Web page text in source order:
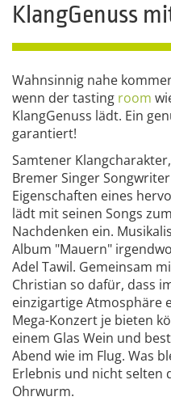
KlangGenuss
Wahnsinnig nahe
wenn der tasting room
KlangGenuss lädt. Ein
garantiert!
Samtener
Bremer Singer
Eigenschaften eines
lädt mit seinen Songs
Nachdenken ein.
Album "Mauern"
Adel Tawil. Gemeinsam
Christian so dafür, dass
einzigartige Atmosphäre
Mega-Konzert je bieten
einem Glas Wein und
Abend wie im Flug. Was
Erlebnis und nicht selten
Ohrwurm.